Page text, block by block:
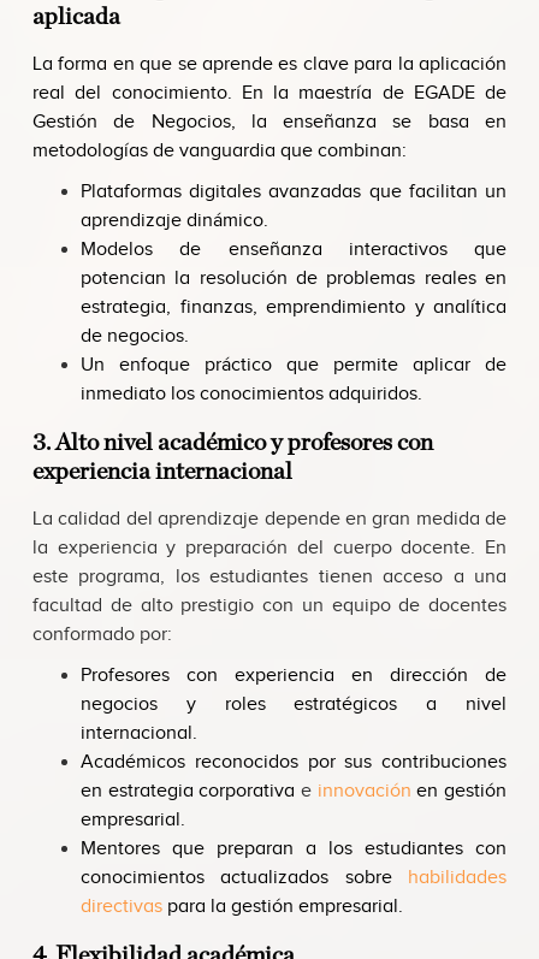
aplicada
La forma en que se aprende es clave para la aplicación
real del conocimiento. En la maestría de EGADE de
Gestión de Negocios, la enseñanza se basa en
metodologías de vanguardia que combinan:
Plataformas digitales avanzadas que facilitan un
aprendizaje dinámico.
Modelos de enseñanza interactivos que
potencian la resolución de problemas reales en
estrategia, finanzas, emprendimiento y analítica
de negocios.
Un enfoque práctico que permite aplicar de
inmediato los conocimientos adquiridos.
3. Alto nivel académico y profesores con
experiencia internacional
La calidad del aprendizaje depende en gran medida de
la experiencia y preparación del cuerpo docente. En
este programa, los estudiantes tienen acceso a una
facultad de alto prestigio con un equipo de docentes
conformado por:
Profesores con experiencia en dirección de
negocios y roles estratégicos a nivel
internacional.
Académicos reconocidos por sus contribuciones
en estrategia corporativa e innovación en gestión
empresarial.
Mentores que preparan a los estudiantes con
conocimientos actualizados sobre
habilidades
directivas para la gestión empresarial.